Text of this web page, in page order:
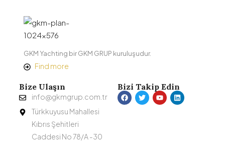
GKM Yachting bir GKM GRUP kuruluşudur.
Find more
Bize Ulaşın
info@gkmgrup.com.tr
Türkkuyusu Mahallesi
Kıbrıs Şehitleri
Caddesi No 78/A -30
Bizi Takip Edin